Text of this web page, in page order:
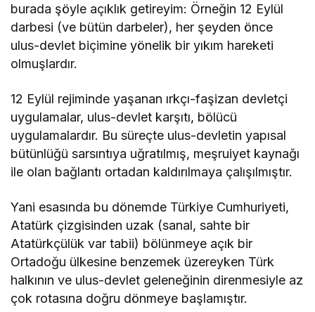
burada şöyle açıklık getireyim: Örneğin 12 Eylül
darbesi (ve bütün darbeler), her şeyden önce
ulus-devlet biçimine yönelik bir yıkım hareketi
olmuşlardır.
12 Eylül rejiminde yaşanan ırkçı-faşizan devletçi
uygulamalar, ulus-devlet karşıtı, bölücü
uygulamalardır. Bu süreçte ulus-devletin yapısal
bütünlüğü sarsıntıya uğratılmış, meşruiyet kaynağı
ile olan bağlantı ortadan kaldırılmaya çalışılmıştır.
Yani esasında bu dönemde Türkiye Cumhuriyeti,
Atatürk çizgisinden uzak (sanal, sahte bir
Atatürkçülük var tabii) bölünmeye açık bir
Ortadoğu ülkesine benzemek üzereyken Türk
halkının ve ulus-devlet geleneğinin direnmesiyle az
çok rotasına doğru dönmeye başlamıştır.